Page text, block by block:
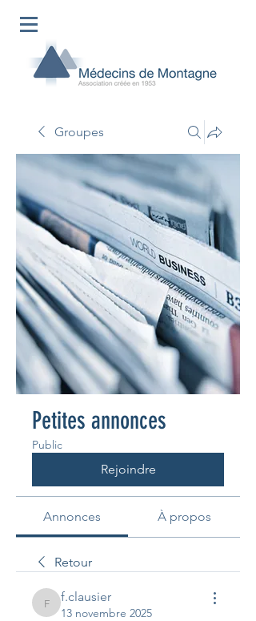
Groupes
Petites annonces
Public
Rejoindre
Annonces À propos
Retour
f.clausier
f.clausier
13 novembre 2025